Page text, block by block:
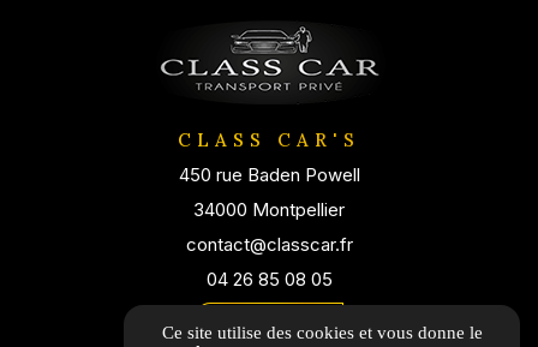
CLASS CAR'S
450 rue Baden Powell
34000 Montpellier
contact@classcar.fr
04 26 85 08 05
Itinéraire
Ce site utilise des cookies et vous donne le